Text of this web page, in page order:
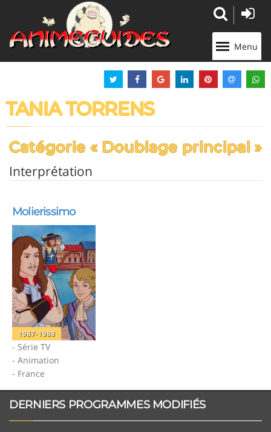
Menu
TANIA TORRENS
Catégorie « Doublage principal »
Interprétation
Molierissimo
1987-1988
- Série TV
- Animation
- France
DERNIERS PROGRAMMES MODIFIÉS
Panneau de gestion des cookies